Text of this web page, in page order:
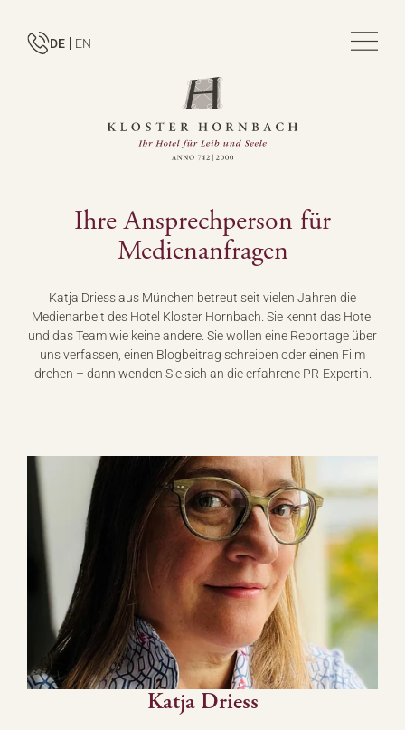
DE EN
Ihre Ansprechperson für
Medienanfragen
Katja Driess aus München betreut seit vielen Jahren die
Medienarbeit des Hotel Kloster Hornbach. Sie kennt das Hotel
und das Team wie keine andere. Sie wollen eine Reportage über
uns verfassen, einen Blogbeitrag schreiben oder einen Film
drehen – dann wenden Sie sich an die erfahrene PR-Expertin.
Katja Driess